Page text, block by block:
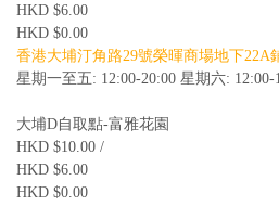
HKD $6.00
HKD $0.00
香港大埔汀角路29號榮暉商場地下22A
星期一至五: 12:00-20:00 星期六:
大埔D自取點-富雅花園
HKD $10.00 /
HKD $6.00
HKD $0.00